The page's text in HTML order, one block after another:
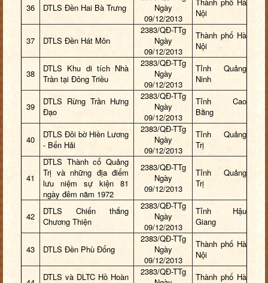
36
DTLS Đền Hai Bà Trưng
Ngày
09/12/2013
Thành phố Hà
Nội
37 DTLS Đền Hát Môn
2383/QĐ-TTg
Ngày
09/12/2013
Thành phố Hà
Nội
38
DTLS Khu di tích Nhà
Trần tại Đông Triều
2383/QĐ-TTg
Ngày
09/12/2013
Tỉnh Quảng
Ninh
39
DTLS Rừng Trần Hưng
Đạo
2383/QĐ-TTg
Ngày
09/12/2013
Tỉnh Cao
Bằng
40
DTLS Đôi bờ Hiền Lương
- Bến Hải
2383/QĐ-TTg
Ngày
09/12/2013
Tỉnh Quảng
Trị
41
DTLS Thành cổ Quảng
Trị và những địa điểm
lưu niệm sự kiện 81
ngày đêm năm 1972
2383/QĐ-TTg
Ngày
09/12/2013
Tỉnh Quảng
Trị
42
DTLS Chiến thắng
Chương Thiện
2383/QĐ-TTg
Ngày
09/12/2013
Tỉnh Hậu
Giang
43 DTLS Đền Phù Đổng
2383/QĐ-TTg
Ngày
09/12/2013
Thành phố Hà
Nội
DTLS và DLTC Hồ Hoàn
2383/QĐ-TTg
Thành phố Hà